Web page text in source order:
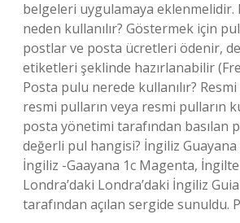
belgeleri uygulamaya
neden kullanılır? Göstermek için
postlar ve posta ücretleri ödenir,
etiketleri şeklinde hazırlanabilir
Posta pulu nerede kullanılır?
resmi pulların veya resmi pulların
posta yönetimi tarafından basılan
değerli pul hangisi? İngiliz
İngiliz -Gaayana 1c Magenta,
Londra’daki Londra’daki İngiliz
tarafından açılan sergide sunuldu.